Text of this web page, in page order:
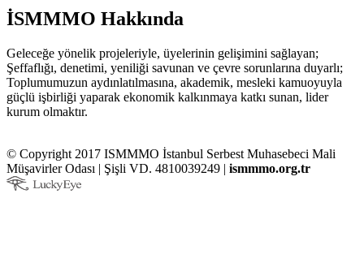
İSMMMO Hakkında
Geleceğe yönelik projeleriyle, üyelerinin gelişimini sağlayan;
Şeffaflığı, denetimi, yeniliği savunan ve çevre sorunlarına duyarlı;
Toplumumuzun aydınlatılmasına, akademik, mesleki kamuoyuyla
güçlü işbirliği yaparak ekonomik kalkınmaya katkı sunan, lider
kurum olmaktır.
© Copyright 2017 ISMMMO İstanbul Serbest Muhasebeci Mali
Müşavirler Odası | Şişli VD. 4810039249 | ismmmo.org.tr